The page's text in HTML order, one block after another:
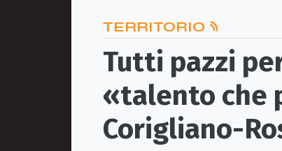
TERRITORIO
Tutti pazzi
«talento che
Corigliano-